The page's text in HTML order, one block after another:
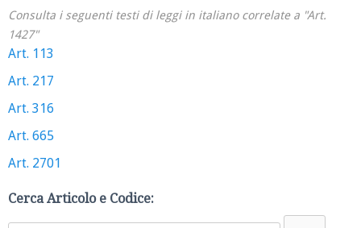
Consulta i seguenti testi di leggi in italiano correlate a "Art.
1427"
Art. 113
Art. 217
Art. 316
Art. 665
Art. 2701
Cerca Articolo e Codice: